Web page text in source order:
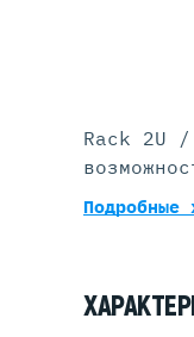
Rack 2U
Подробные